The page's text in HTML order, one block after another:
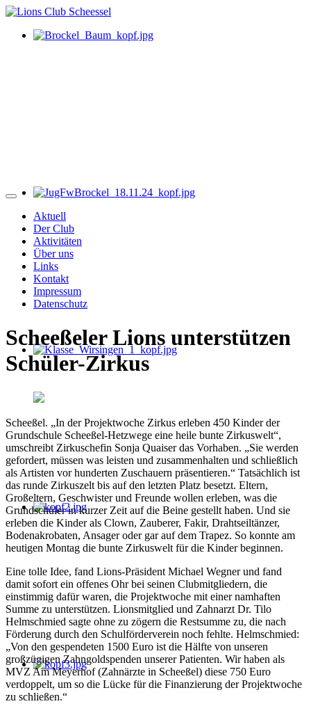
Aktuell
Der Club
Aktivitäten
Über uns
Links
Kontakt
Impressum
Datenschutz
Scheeßeler Lions unterstützen
Schüler-Zirkus
Scheeßel. „In der Projektwoche Zirkus erleben 450 Kinder der
Grundschule Scheeßel-Hetzwege eine heile bunte Zirkuswelt“,
umschreibt Zirkuschefin Sonja Quaiser das Vorhaben. „Sie werden
gefordert, müssen was leisten und zusammenhalten und schließlich
als Artisten vor hunderten Zuschauern präsentieren.“ Tatsächlich ist
das runde Zirkuszelt bis auf den letzten Platz besetzt. Eltern,
Großeltern, Geschwister und Freunde wollen erleben, was die
Grundschüler in kurzer Zeit auf die Beine gestellt haben. Und sie
erleben die Kinder als Clown, Zauberer, Fakir, Drahtseiltänzer,
Bodenakrobaten, Ansager oder gar auf dem Trapez. So konnte am
heutigen Montag die bunte Zirkuswelt für die Kinder beginnen.
Eine tolle Idee, fand Lions-Präsident Michael Wegner und fand
damit sofort ein offenes Ohr bei seinen Clubmitgliedern, die
einstimmig dafür waren, die Projektwoche mit einer namhaften
Summe zu unterstützen. Lionsmitglied und Zahnarzt Dr. Tilo
Helmschmied sagte ohne zu zögern die Restsumme zu, die nach
Förderung durch den Schulförderverein noch fehlte. Helmschmied:
„Von den gespendeten 1500 Euro ist die Hälfte von unseren
großzügigen Zahngoldspenden unserer Patienten. Wir haben als
MVZ Am Meyerhof (Zahnärzte in Scheeßel) diese 750 Euro
verdoppelt, um so die Lücke für die Finanzierung der Projektwoche
zu schließen.“